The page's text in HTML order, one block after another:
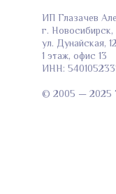
ИП Глазачев
г.
ул. Дунайская,
1 этаж, офис 13
ИНН:
© 2005 — 2025